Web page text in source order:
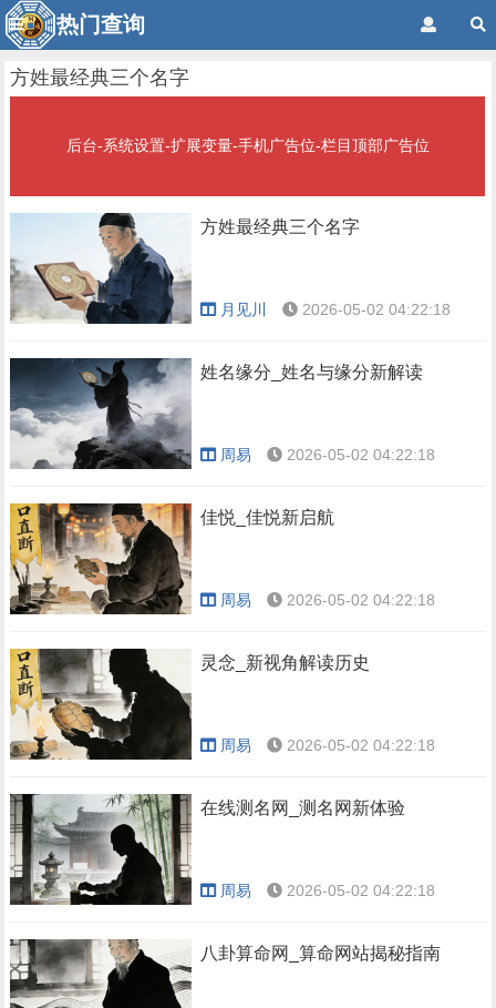
热门查询
方姓最经典三个名字
后台-系统设置-扩展变量-手机广告位-栏目顶部广告位
方姓最经典三个名字
月见川 2026-05-02 04:22:18
姓名缘分_姓名与缘分新解读
周易 2026-05-02 04:22:18
佳悦_佳悦新启航
周易 2026-05-02 04:22:18
灵念_新视角解读历史
周易 2026-05-02 04:22:18
在线测名网_测名网新体验
周易 2026-05-02 04:22:18
八卦算命网_算命网站揭秘指南